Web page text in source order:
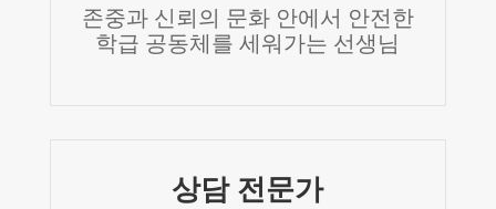
존중과 신뢰의 문화 안에서 안전한
학급 공동체를 세워가는 선생님
상담 전문가